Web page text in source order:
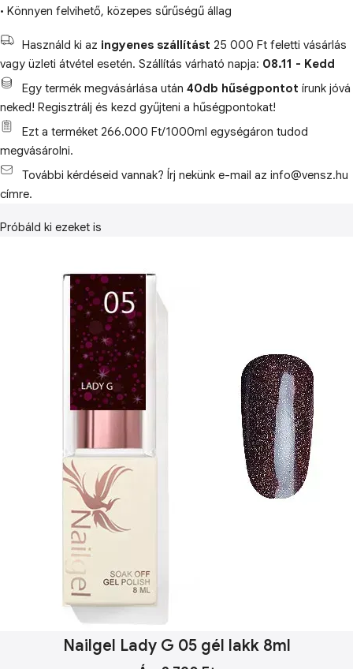
• Könnyen felvihető, közepes sűrűségű állag
Használd ki az ingyenes szállítást 25 000 Ft feletti vásárlás
vagy üzleti átvétel esetén. Szállítás várható napja: 08.11 - Kedd
Egy termék megvásárlása után 40db hűségpontot írunk jóvá
neked! Regisztrálj és kezd gyűjteni a hűségpontokat!
Ezt a terméket 266.000 Ft/1000ml egységáron tudod
megvásárolni.
További kérdéseid vannak? Írj nekünk e-mail az info@vensz.hu
címre.
Próbáld ki ezeket is
Nailgel Lady G 05 gél lakk 8ml